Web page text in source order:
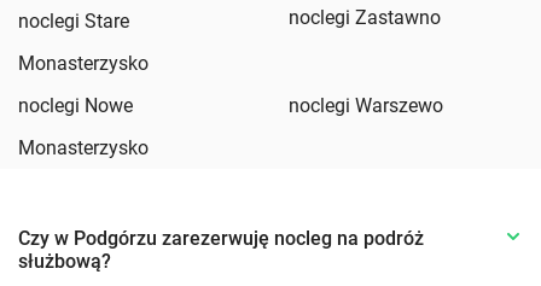
noclegi Stare
Monasterzysko
noclegi Zastawno
noclegi Nowe
Monasterzysko
noclegi Warszewo
Czy w Podgórzu zarezerwuję nocleg na podróż
służbową?